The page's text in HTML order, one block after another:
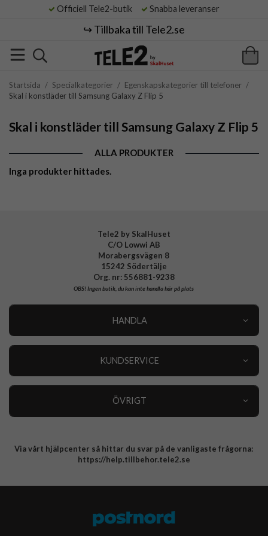
Officiell Tele2-butik Snabba leveranser
↪️ Tillbaka till Tele2.se
Startsida / Specialkategorier / Egenskapskategorier till telefoner /
Skal i konstläder till Samsung Galaxy Z Flip 5
Skal i konstläder till Samsung Galaxy Z Flip 5
ALLA PRODUKTER
Inga produkter hittades.
Tele2 by SkalHuset
C/O Lowwi AB
Morabergsvägen 8
15242 Södertälje
Org. nr: 556881-9238
OBS!Ingen butik, du kan inte handla här på plats
HANDLA
KUNDSERVICE
ÖVRIGT
Integritetspolicy
Via vårt hjälpcenter så hittar du svar på de vanligaste frågorna:
https://help.tillbehor.tele2.se